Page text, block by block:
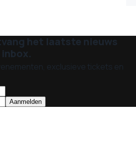
het laatste nieuws
exclusieve tickets en